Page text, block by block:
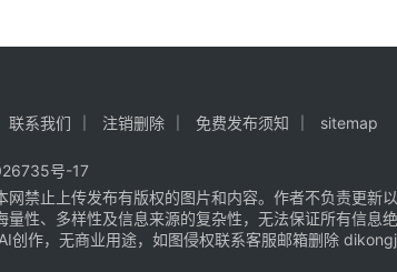
联系我们 注销删除 免费发布须知 sitemap
号-17
禁止上传发布有版权的图片和内容。作者不负责更新
性、多样性及信息来源的复杂性，无法保证所有信息
作，无商业用途，如图侵权联系客服邮箱删除